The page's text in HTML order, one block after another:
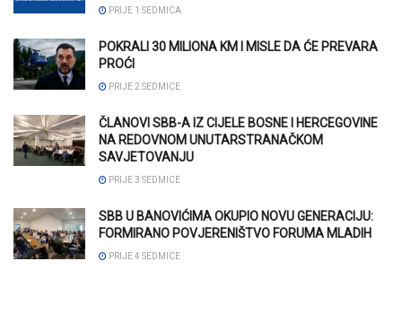
PRIJE 1 SEDMICA
POKRALI 30 MILIONA KM I MISLE DA ĆE PREVARA
PROĆI
PRIJE 2 SEDMICE
ČLANOVI SBB-A IZ CIJELE BOSNE I HERCEGOVINE
NA REDOVNOM UNUTARSTRANAČKOM
SAVJETOVANJU
PRIJE 3 SEDMICE
SBB U BANOVIĆIMA OKUPIO NOVU GENERACIJU:
FORMIRANO POVJERENIŠTVO FORUMA MLADIH
PRIJE 4 SEDMICE